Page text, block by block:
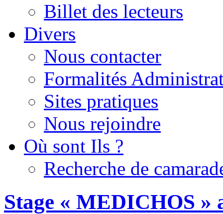
Billet des lecteurs
Divers
Nous contacter
Formalités
Sites pratiques
Nous rejoindre
Où sont Ils ?
Recherche de
Stage « MEDICHOS »